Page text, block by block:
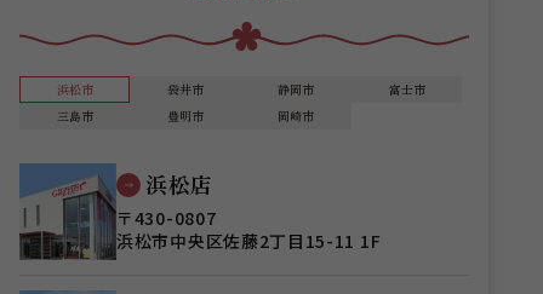
浜松市 袋井市 静岡市
富士市
三島市
豊明市 岡崎市
浜松店
〒430-0807
浜松市中央区佐藤2丁目15-11 1F